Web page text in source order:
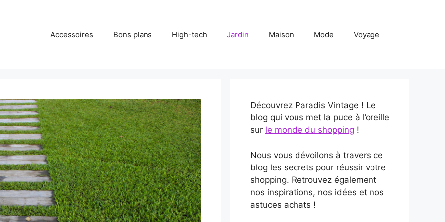
Accessoires Bons plans High-tech Jardin Maison Mode Voyage
Découvrez Paradis Vintage ! Le
blog qui vous met la puce à l’oreille
sur le monde du shopping !
Nous vous dévoilons à travers ce
blog les secrets pour réussir votre
shopping. Retrouvez également
nos inspirations, nos idées et nos
astuces achats !